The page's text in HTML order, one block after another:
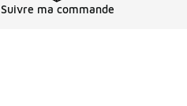
Suivre ma commande